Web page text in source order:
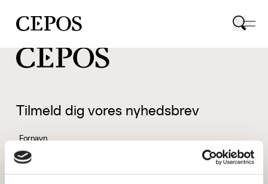
CEPOS logo
Tilmeld dig vores nyhedsbrev
Fornavn